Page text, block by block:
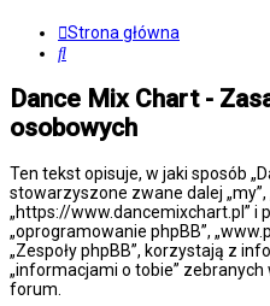
Strona główna
Szukaj
Dance Mix Chart -
osobowych
Ten tekst opisuje, w jaki sposób
stowarzyszone zwane dalej „my”,
„https://www.dancemixchart.pl” i
„oprogramowanie phpBB”,
„Zespoły phpBB”, korzystają z
„informacjami o tobie”
forum.